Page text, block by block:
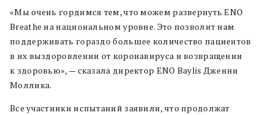
«Мы очень гордимся тем, что можем развернуть ENO
Breathe на национальном уровне. Это позволит нам
поддерживать гораздо большее количество пациентов
в их выздоровлении от коронавируса и возвращении
к здоровью», — сказала директор ENO Baylis Дженни
Моллика.
Все участники испытаний заявили, что продолжат